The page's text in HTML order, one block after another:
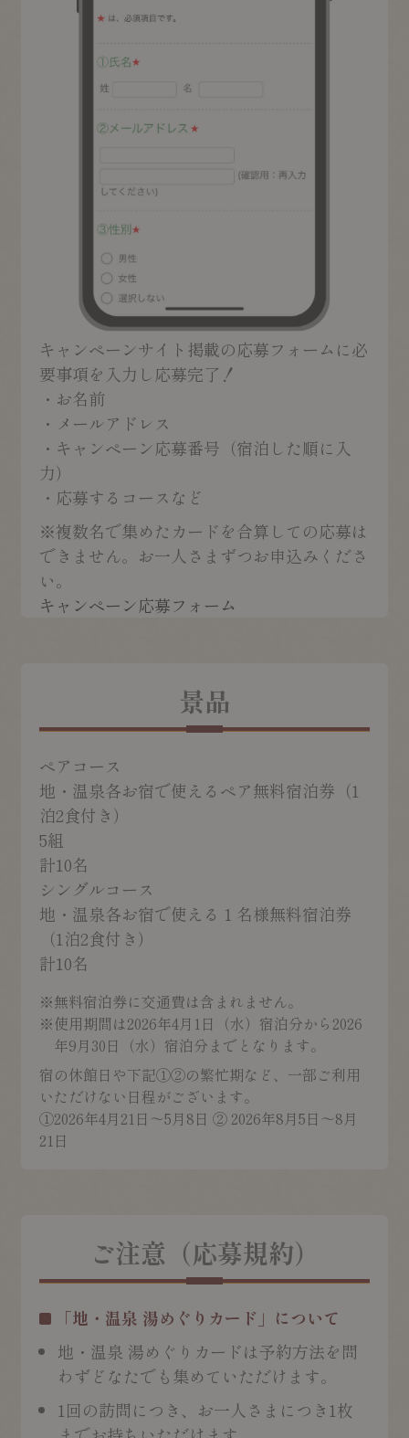
キャンペーンサイト掲載の応募フォームに必
要事項を入力し応募完了！
・ お名前
・ メールアドレス
・ キャンペーン応募番号（宿泊した順に入
力）
・ 応募するコースなど
※複数名で集めたカードを合算しての応募は
できません。お一人さまずつお申込みくださ
い。
キャンペーン応募フォーム
景品
ペアコース
地・温泉各お宿で使えるペア無料宿泊券（1
泊2食付き）
5組
計10名
シングルコース
地・温泉各お宿で使える１名様無料宿泊券
（1泊2食付き）
計10名
※無料宿泊券に交通費は含まれません。
※使用期間は2026年4月1日（水）宿泊分から2026
年9月30日（水）宿泊分までとなります。
宿の休館日や下記①②の繁忙期など、一部ご利用
いただけない日程がございます。
①2026年4月21日～5月8日 ② 2026年8月5日～8月
21日
ご注意（応募規約）
「地・温泉 湯めぐりカード」について
地・温泉 湯めぐりカードは予約方法を問
わずどなたでも集めていただけます。
1回の訪問につき、お一人さまにつき1枚